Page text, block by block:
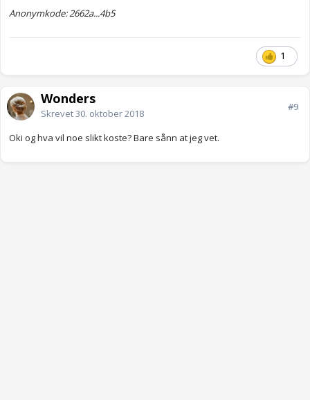
Anonymkode: 2662a...4b5
1
Wonders
Skrevet30. oktober 2018
#9
Oki og hva vil noe slikt koste? Bare sånn at jeg vet.